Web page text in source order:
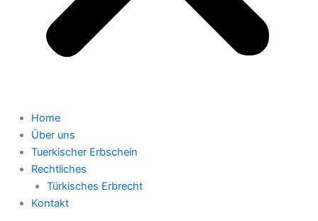
Home
Über uns
Tuerkischer Erbschein
Rechtliches
Türkisches Erbrecht
Kontakt